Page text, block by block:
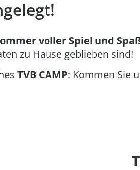
voller Spiel und
zu Hause geblieben sind!
TVB CAMP: Kommen Sie